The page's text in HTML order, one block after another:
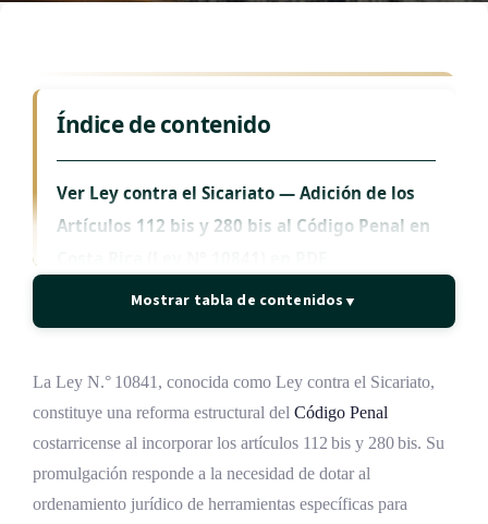
Índice de contenido
Ver Ley contra el Sicariato — Adición de los
Artículos 112 bis y 280 bis al Código Penal en
Leer Ley contra el Sicariato — Adición de los
Costa Rica (Ley N° 10841)
ARTÍCULO ÚNICO
Preguntas frecuentes sobre la Ley 10841
contra el Sicariato en Costa Rica
Mostrar tabla de contenidos▼
La Ley N.° 10841, conocida como Ley contra el Sicariato,
constituye una reforma estructural del Código Penal
costarricense al incorporar los artículos 112 bis y 280 bis. Su
promulgación responde a la necesidad de dotar al
ordenamiento jurídico de herramientas específicas para